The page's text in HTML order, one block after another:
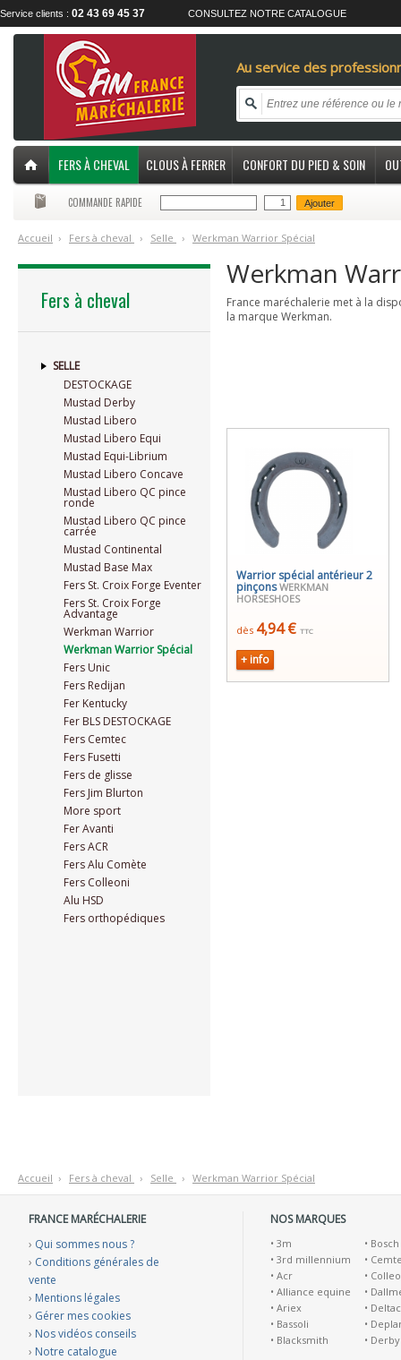
Service clients : 02 43 69 45 37 CONSULTEZ NOTRE CATALOGUE
Au service des
FERS À CHEVAL CLOUS À FERRER CONFORT DU PIED & SOIN
COMMANDE RAPIDE Ajouter
Accueil › Fers à cheval › Selle › Werkman Warrior Spécial
Fers à cheval
SELLE
DESTOCKAGE
Mustad Derby
Mustad Libero
Mustad Libero Equi
Mustad Equi-Librium
Mustad Libero Concave
Mustad Libero QC pince
ronde
Mustad Libero QC pince
carrée
Mustad Continental
Mustad Base Max
Fers St. Croix Forge Eventer
Fers St. Croix Forge
Advantage
Werkman Warrior
Werkman Warrior Spécial
Fers Unic
Fers Redijan
Fer Kentucky
Fer BLS DESTOCKAGE
Fers Cemtec
Fers Fusetti
Fers de glisse
Fers Jim Blurton
More sport
Fer Avanti
Fers ACR
Fers Alu Comète
Fers Colleoni
Alu HSD
Fers orthopédiques
Werkman
France maréchalerie met à la
la marque Werkman.
Warrior spécial antérieur 2
pinçonsWERKMAN
HORSESHOES
dès 4,94 € TTC
+ info
Accueil › Fers à cheval › Selle › Werkman Warrior Spécial
FRANCE MARÉCHALERIE
› Qui sommes nous ?
› Conditions générales de
vente
› Mentions légales
› Gérer mes cookies
› Nos vidéos conseils
› Notre catalogue
NOS MARQUES
• 3m
• 3rd millennium
• Acr
• Alliance equine
• Ariex
• Bassoli
• Blacksmith
• Bosch
•
•
•
•
•
• Derby